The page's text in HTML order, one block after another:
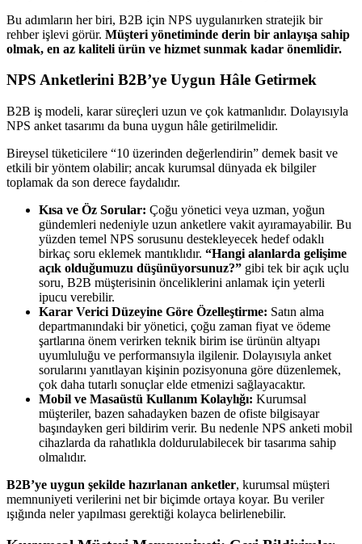
Bu adımların her biri, B2B için NPS uygulanırken stratejik bir
rehber işlevi görür. Müşteri yönetiminde derin bir anlayışa sahip
olmak, en az kaliteli ürün ve hizmet sunmak kadar önemlidir.
NPS Anketlerini B2B’ye Uygun Hâle Getirmek
B2B iş modeli, karar süreçleri uzun ve çok katmanlıdır. Dolayısıyla
NPS anket tasarımı da buna uygun hâle getirilmelidir.
Bireysel tüketicilere “10 üzerinden değerlendirin” demek basit ve
etkili bir yöntem olabilir; ancak kurumsal dünyada ek bilgiler
toplamak da son derece faydalıdır.
Kısa ve Öz Sorular: Çoğu yönetici veya uzman, yoğun
gündemleri nedeniyle uzun anketlere vakit ayıramayabilir. Bu
yüzden temel NPS sorusunu destekleyecek hedef odaklı
birkaç soru eklemek mantıklıdır. “Hangi alanlarda gelişime
açık olduğumuzu düşünüyorsunuz?” gibi tek bir açık uçlu
soru, B2B müşterisinin önceliklerini anlamak için yeterli
ipucu verebilir.
Karar Verici Düzeyine Göre Özelleştirme: Satın alma
departmanındaki bir yönetici, çoğu zaman fiyat ve ödeme
şartlarına önem verirken teknik birim ise ürünün altyapı
uyumluluğu ve performansıyla ilgilenir. Dolayısıyla anket
sorularını yanıtlayan kişinin pozisyonuna göre düzenlemek,
çok daha tutarlı sonuçlar elde etmenizi sağlayacaktır.
Mobil ve Masaüstü Kullanım Kolaylığı: Kurumsal
müşteriler, bazen sahadayken bazen de ofiste bilgisayar
başındayken geri bildirim verir. Bu nedenle NPS anketi mobil
cihazlarda da rahatlıkla doldurulabilecek bir tasarıma sahip
olmalıdır.
B2B’ye uygun şekilde hazırlanan anketler, kurumsal müşteri
memnuniyeti verilerini net bir biçimde ortaya koyar. Bu veriler
ışığında neler yapılması gerektiği kolayca belirlenebilir.